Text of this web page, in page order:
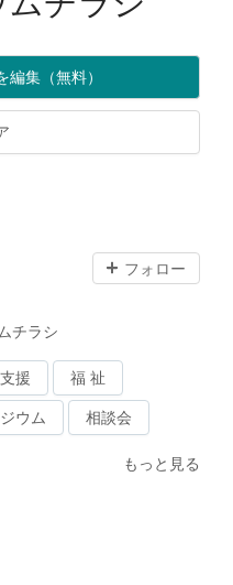
編集（無料）
フォロー
チラシ
援 福 祉
ウム 相談会
もっと見る